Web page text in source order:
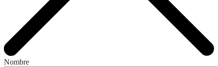
Nombre